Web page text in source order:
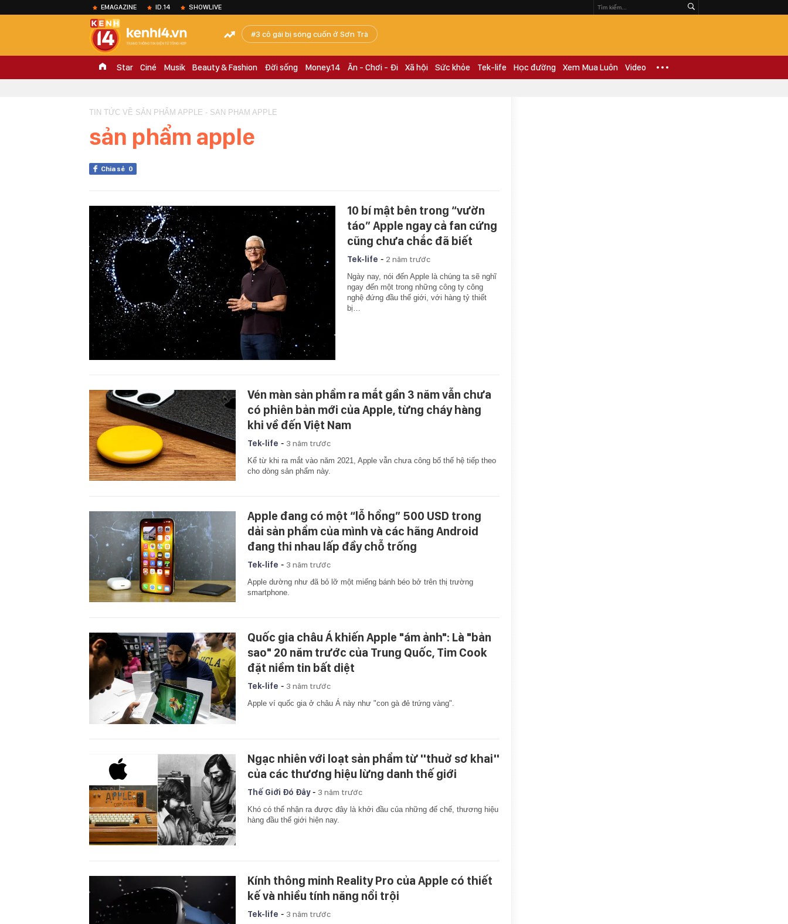
EMAGAZINE ID.14 SHOWLIVE
3 cô gái bị sóng cuốn ở Sơn Trà
Star Ciné Musik Beauty & Fashion Đời sống Money.14 Ăn - Chơi - Đi Xã hội Sức khỏe Tek-life Học đường Xem Mua Luôn Video
TIN TỨC VỀ SẢN PHẨM APPLE - SAN PHAM APPLE
sản phẩm apple
Chia sẻ 0
10 bí mật bên trong “vườn
táo” Apple ngay cả fan cứng
cũng chưa chắc đã biết
Tek-life - 2 năm trước
Ngày nay, nói đến Apple là chúng ta sẽ nghĩ
ngay đến một trong những công ty công
nghệ đứng đầu thế giới, với hàng tỷ thiết
bị…
Vén màn sản phẩm ra mắt gần 3 năm vẫn chưa
có phiên bản mới của Apple, từng cháy hàng
khi về đến Việt Nam
Tek-life - 3 năm trước
Kể từ khi ra mắt vào năm 2021, Apple vẫn chưa công bố thế hệ tiếp theo
cho dòng sản phẩm này.
Apple đang có một “lỗ hổng” 500 USD trong
dải sản phẩm của mình và các hãng Android
đang thi nhau lấp đầy chỗ trống
Tek-life - 3 năm trước
Apple dường như đã bỏ lỡ một miếng bánh béo bở trên thị trường
smartphone.
Quốc gia châu Á khiến Apple "ám ảnh": Là "bản
sao" 20 năm trước của Trung Quốc, Tim Cook
đặt niềm tin bất diệt
Tek-life - 3 năm trước
Apple ví quốc gia ở châu Á này như "con gà đẻ trứng vàng".
Ngạc nhiên với loạt sản phẩm từ ''thuở sơ khai''
của các thương hiệu lừng danh thế giới
Thế Giới Đó Đây- 3 năm trước
Khó có thể nhận ra được đây là khởi đầu của những đế chế, thương hiệu
hàng đầu thế giới hiện nay.
Kính thông minh Reality Pro của Apple có thiết
kế và nhiều tính năng nổi trội
Tek-life - 3 năm trước